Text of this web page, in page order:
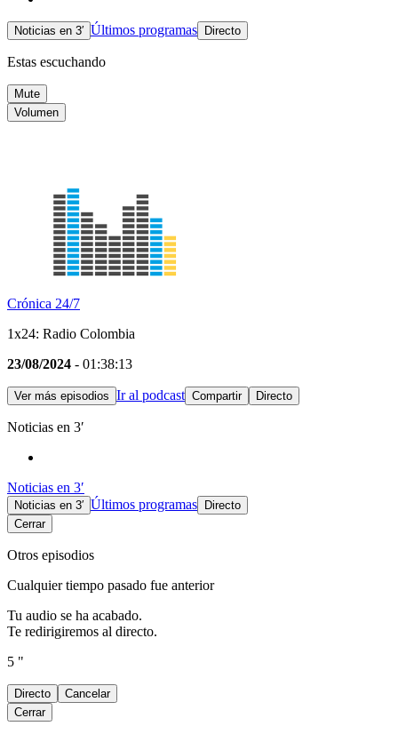
Noticias en 3′ Últimos programas Directo
Estas escuchando
Mute
Volumen
Crónica 24/7
1x24: Radio Colombia
23/08/2024 - 01:38:13
Ver más episodios Ir al podcast Compartir Directo
Noticias en 3′
Noticias en 3′
Noticias en 3′ Últimos programas Directo
Cerrar
Otros episodios
Cualquier tiempo pasado fue anterior
Tu audio se ha acabado.
Te redirigiremos al directo.
5 "
Directo
Cancelar
Cerrar